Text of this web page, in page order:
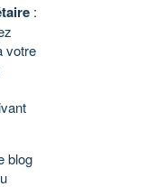
:
votre
blog